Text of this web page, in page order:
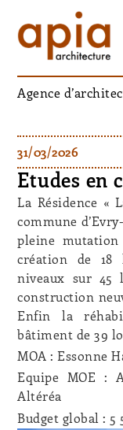
Agence
31/03/2026
Etudes en
La Résidence «
commune
pleine mutation
création de 18
niveaux sur 45
construction
Enfin la
bâtiment de 39
MOA : Essonne
Equipe MOE :
Altéréa
Budget global : 5